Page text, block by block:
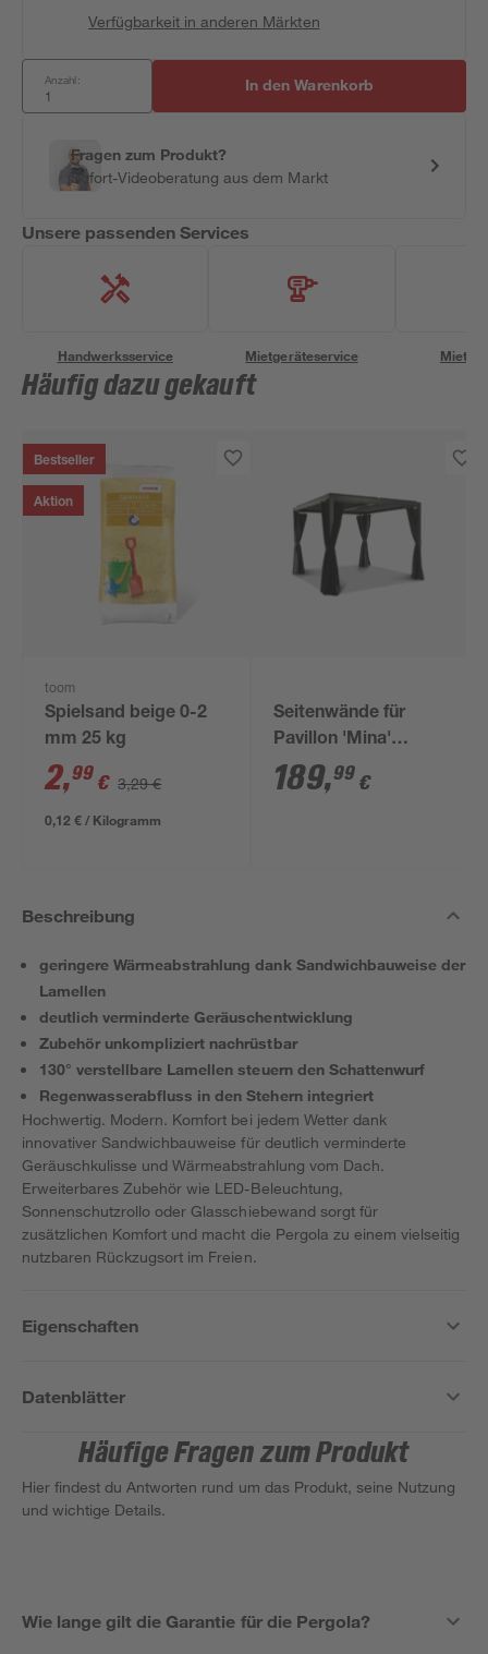
Verfügbarkeit in anderen Märkten
Anzahl: In den Warenkorb
Fragen zum Produkt?
Sofort-Videoberatung aus dem Markt
Unsere passenden Services
Handwerksservice Mietgeräteservice
Häufig dazu gekauft
Bestseller
Aktion
toom
Spielsand beige 0-2
mm 25 kg
2,99 € 3,29 €
0,12 € / Kilogramm
Seitenwände für
Pavillon 'Mina'
schwarz 4er-Set
189,99 €
Beschreibung
geringere Wärmeabstrahlung dank Sandwichbauweise der
Lamellen
deutlich verminderte Geräuschentwicklung
Zubehör unkompliziert nachrüstbar
130° verstellbare Lamellen steuern den Schattenwurf
Regenwasserabfluss in den Stehern integriert
Hochwertig. Modern. Komfort bei jedem Wetter dank
innovativer Sandwichbauweise für deutlich verminderte
Geräuschkulisse und Wärmeabstrahlung vom Dach.
Erweiterbares Zubehör wie LED-Beleuchtung,
Sonnenschutzrollo oder Glasschiebewand sorgt für
zusätzlichen Komfort und macht die Pergola zu einem vielseitig
nutzbaren Rückzugsort im Freien.
Eigenschaften
Datenblätter
Häufige Fragen zum Produkt
Hier findest du Antworten rund um das Produkt, seine Nutzung
und wichtige Details.
Wie lange gilt die Garantie für die Pergola?